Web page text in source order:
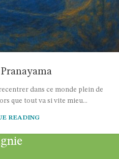
dans ce monde plein de
que tout va si vite mieu...
READING